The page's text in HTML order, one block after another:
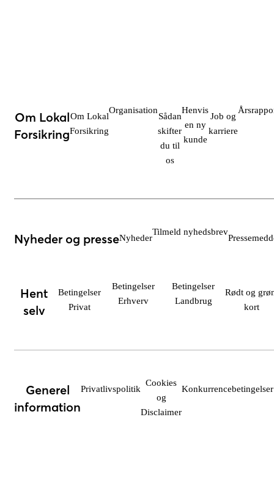
Om Lokal
Forsikring
Om Lokal
Forsikring
Organisation
Sådan
skifter
du til
os
Henvis
en ny
kunde
Job og
karriere
Nyheder og presseNyheder
Tilmeld nyhedsbrev
Hent
selv
Betingelser
Privat
Betingelser
Erhverv
Betingelser
Landbrug
Rødt og
kort
Generel
information
Privatlivspolitik
Cookies
og
Disclaimer
Konkurrencebetingelser